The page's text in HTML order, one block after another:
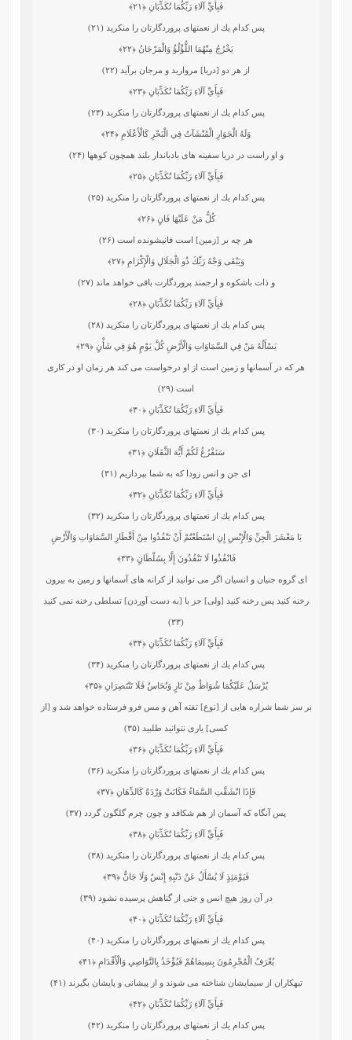
فَبِأَيِّ آلَاءِ رَبِّكُمَا تُكَذِّبَانِ ﴿۲۱﴾
پس كدام يك از نعمتهاى پروردگارتان را منكريد (۲۱)
يَخْرُجُ مِنْهُمَا اللُّؤْلُؤُ وَالْمَرْجَانُ ﴿۲۲﴾
از هر دو [دريا] مرواريد و مرجان برآيد (۲۲)
فَبِأَيِّ آلَاءِ رَبِّكُمَا تُكَذِّبَانِ ﴿۲۳﴾
پس كدام يك از نعمتهاى پروردگارتان را منكريد (۲۳)
وَلَهُ الْجَوَارِ الْمُنْشَآتُ فِي الْبَحْرِ كَالْأَعْلَامِ ﴿۲۴﴾
و او راست در دريا سفينه ‏هاى بادبان‏دار بلند همچون كوهها (۲۴)
فَبِأَيِّ آلَاءِ رَبِّكُمَا تُكَذِّبَانِ ﴿۲۵﴾
پس كدام يك از نعمتهاى پروردگارتان را منكريد (۲۵)
كُلُّ مَنْ عَلَيْهَا فَانٍ﴿۲۶﴾
هر چه بر [زمين] است فاني‏شونده است (۲۶)
وَيَبْقَى وَجْهُ رَبِّكَ ذُو الْجَلَالِ وَالْإِكْرَامِ ﴿۲۷﴾
و ذات باشكوه و ارجمند پروردگارت باقى خواهد ماند (۲۷)
فَبِأَيِّ آلَاءِ رَبِّكُمَا تُكَذِّبَانِ ﴿۲۸﴾
پس كدام يك از نعمتهاى پروردگارتان را منكريد (۲۸)
يَسْأَلُهُ مَنْ فِي السَّمَاوَاتِ وَالْأَرْضِ كُلَّ يَوْمٍ هُوَ فِي شَأْنٍ﴿۲۹﴾
هر كه در آسمانها و زمين است از او درخواست مى ‏كند هر زمان او در كارى
است (۲۹)
فَبِأَيِّ آلَاءِ رَبِّكُمَا تُكَذِّبَانِ ﴿۳۰﴾
پس كدام يك از نعمتهاى پروردگارتان را منكريد (۳۰)
سَنَفْرُغُ لَكُمْ أَيُّهَ الثَّقَلَانِ﴿۳۱﴾
اى جن و انس زودا كه به شما بپردازيم (۳۱)
فَبِأَيِّ آلَاءِ رَبِّكُمَا تُكَذِّبَانِ ﴿۳۲﴾
پس كدام يك از نعمتهاى پروردگارتان را منكريد (۳۲)
يَا مَعْشَرَ الْجِنِّ وَالْإِنْسِ إِنِ اسْتَطَعْتُمْ أَنْ تَنْفُذُوا مِنْ أَقْطَارِ السَّمَاوَاتِ وَالْأَرْضِ
فَانْفُذُوا لَا تَنْفُذُونَ إِلَّا بِسُلْطَانٍ﴿۳۳﴾
اى گروه جنيان و انسيان اگر مى‏ توانيد از كرانه ‏هاى آسمانها و زمين به بيرون
رخنه كنيد پس رخنه كنيد [ولى] جز با [به دست آوردن] تسلطى رخنه نمى ‏كنيد
(۳۳)
فَبِأَيِّ آلَاءِ رَبِّكُمَا تُكَذِّبَانِ ﴿۳۴﴾
پس كدام يك از نعمتهاى پروردگارتان را منكريد (۳۴)
يُرْسَلُ عَلَيْكُمَا شُوَاظٌ مِنْ نَارٍ وَنُحَاسٌ فَلَا تَنْتَصِرَانِ﴿۳۵﴾
بر سر شما شراره ‏هايى از [نوع] تفته آهن و مس فرو فرستاده خواهد شد و [از
كسى] يارى نتوانيد طلبيد (۳۵)
فَبِأَيِّ آلَاءِ رَبِّكُمَا تُكَذِّبَانِ ﴿۳۶﴾
پس كدام يك از نعمتهاى پروردگارتان را منكريد (۳۶)
فَإِذَا انْشَقَّتِ السَّمَاءُ فَكَانَتْ وَرْدَةً كَالدِّهَانِ ﴿۳۷﴾
پس آنگاه كه آسمان از هم شكافد و چون چرم گلگون گردد (۳۷)
فَبِأَيِّ آلَاءِ رَبِّكُمَا تُكَذِّبَانِ ﴿۳۸﴾
پس كدام يك از نعمتهاى پروردگارتان را منكريد (۳۸)
فَيَوْمَئِذٍ لَا يُسْأَلُ عَنْ ذَنْبِهِ إِنْسٌ وَلَا جَانٌّ ﴿۳۹﴾
در آن روز هيچ انس و جنى از گناهش پرسيده نشود (۳۹)
فَبِأَيِّ آلَاءِ رَبِّكُمَا تُكَذِّبَانِ ﴿۴۰﴾
پس كدام يك از نعمتهاى پروردگارتان را منكريد (۴۰)
يُعْرَفُ الْمُجْرِمُونَ بِسِيمَاهُمْ فَيُؤْخَذُ بِالنَّوَاصِي وَالْأَقْدَامِ﴿۴۱﴾
تبهكاران از سيمايشان شناخته مى ‏شوند و از پيشانى و پايشان بگيرند (۴۱)
فَبِأَيِّ آلَاءِ رَبِّكُمَا تُكَذِّبَانِ ﴿۴۲﴾
پس كدام يك از نعمتهاى پروردگارتان را منكريد (۴۲)